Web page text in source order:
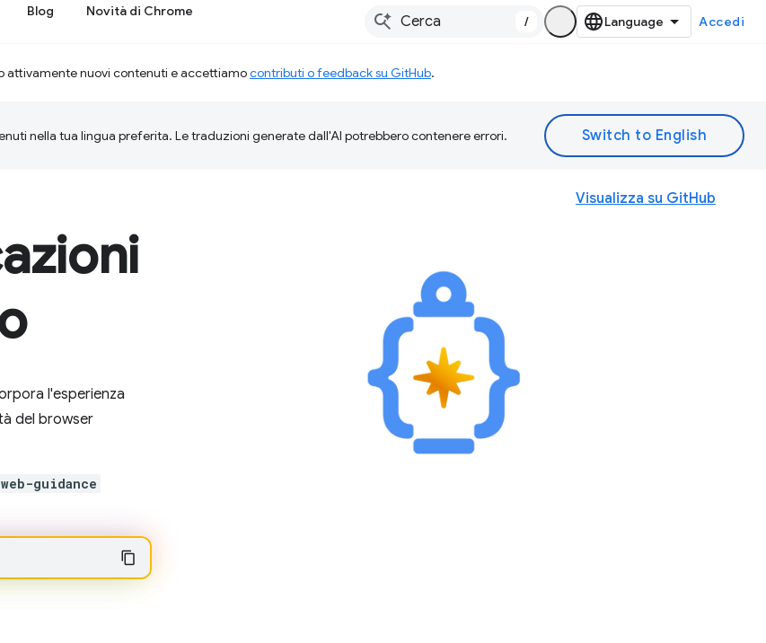
Blog Novità di Chrome
/ Accedi
attivamente nuovi contenuti e accettiamocontributi o feedback su GitHub.
nella tua lingua preferita. Le traduzioni generate dall'AI potrebbero contenere errori.
l'esperienza
del browser
guidance
Visualizza su GitHub